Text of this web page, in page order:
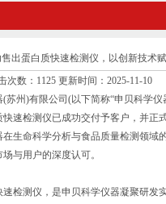
出蛋白质快速检测仪，以创新技术
次数：1125 更新时间：2025-11-10
州)有限公司(以下简称“申贝科学仪
速检测仪已成功交付予客户，并正
生命科学分析与食品质量检测领域
与用户的深度认可。
测仪，是申贝科学仪器凝聚研发